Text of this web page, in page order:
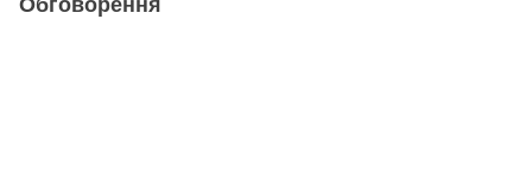
Обговорення